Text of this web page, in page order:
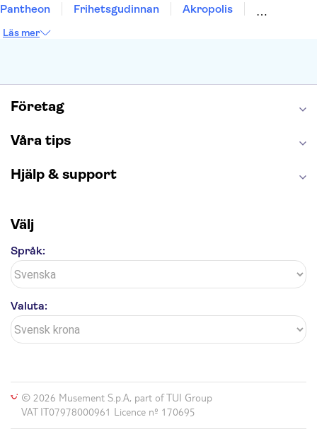
Pantheon
Frihetsgudinnan
Akropolis
Burj Khalifa
Läs mer
Företag
Våra tips
Hjälp & support
Välj
Språk:
Valuta:
© 2026 Musement S.p.A, part of TUI Group
VAT IT07978000961 Licence nº 170695